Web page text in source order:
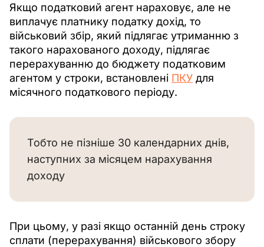
Якщо податковий агент нараховує, але не
виплачує платнику податку дохід, то
військовий збір, який підлягає утриманню з
такого нарахованого доходу, підлягає
перерахуванню до бюджету податковим
агентом у строки, встановлені ПКУ для
місячного податкового періоду.
Тобто не пізніше 30 календарних днів,
наступних за місяцем нарахування
доходу
При цьому, у разі якщо останній день строку
сплати (перерахування) військового збору